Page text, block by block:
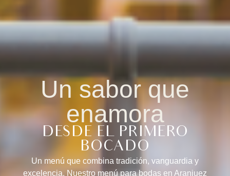
Un sabor que
enamora
DESDE EL PRIMERO
BOCADO
Un menú que combina tradición, vanguardia y
excelencia. Nuestro menú para bodas en Aranjuez